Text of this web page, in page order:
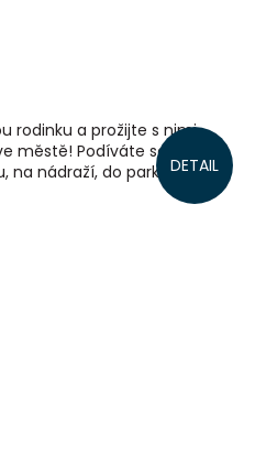
DETAIL
rodinku a prožijte s nimi
městě! Podíváte se na
nádraží, do parku, tátovy